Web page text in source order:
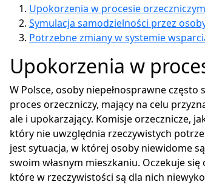
Upokorzenia w procesie orzeczniczym
Symulacja samodzielności przez
Potrzebne zmiany w systemie
Upokorzenia w
W Polsce, osoby niepełnosprawne
proces orzeczniczy, mający na celu
ale i upokarzający. Komisje orzecznicze,
który nie uwzględnia rzeczywistych
jest sytuacja, w której osoby niewidome
swoim własnym mieszkaniu. Oczekuje
które w rzeczywistości są dla nich